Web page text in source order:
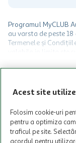
Programul MyCLUB
au varsta de peste
Termenele și
valabile in limita
limita a 12 unitati /
Cardul poate fi
participante și
nu poate fi utilizat in
care aceste este
intretineri sau
Acest site
Folosim cookie-uri
pentru a optimiza
traficul pe site.
acordul pentru